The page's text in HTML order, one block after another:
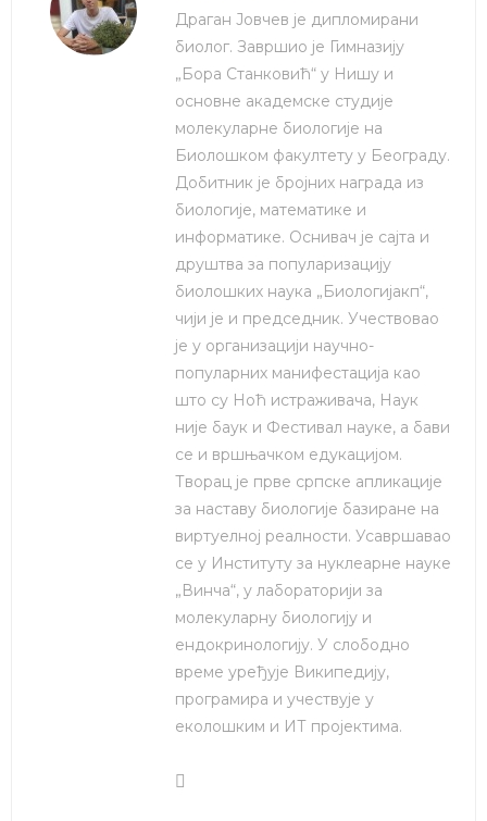
Драган Јовчев је дипломирани
биолог. Завршио је Гимназију
„Бора Станковић“ у Нишу и
основне академске студије
молекуларне биологије на
Биолошком факултету у Београду.
Добитник је бројних награда из
биологије, математике и
информатике. Оснивач је сајта и
друштва за популаризацију
биолошких наука „Биологијакп“,
чији је и председник. Учествовао
је у организацији научно-
популарних манифестација као
што су Ноћ истраживача, Наук
није баук и Фестивал науке, а бави
се и вршњачком едукацијом.
Творац је прве српске апликације
за наставу биологије базиране на
виртуелној реалности. Усавршавао
се у Институту за нуклеарне науке
„Винча“, у лабораторији за
молекуларну биологију и
ендокринологију. У слободно
време уређује Википедију,
програмира и учествује у
еколошким и ИТ пројектима.